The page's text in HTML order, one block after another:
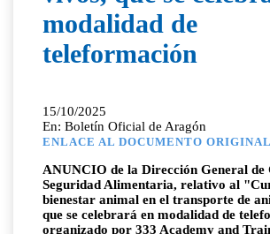
modalidad de
teleformación
15/10/2025
En: Boletín Oficial de Aragón
ENLACE AL DOCUMENTO
ANUNCIO de la Dirección General de
Seguridad Alimentaria, relativo al
bienestar animal en el transporte de
que se celebrará en modalidad de
organizado por 333 Academy and